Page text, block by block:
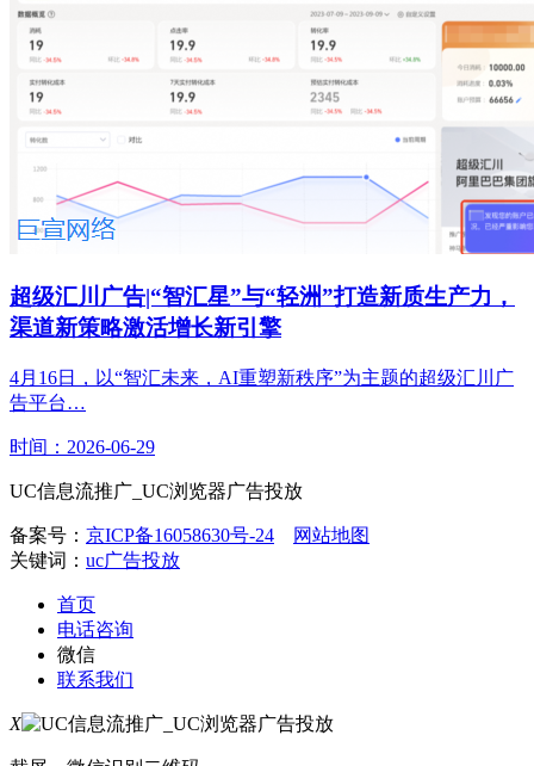
超级汇川广告|“智汇星”与“轻洲”打造新质生产力，
渠道新策略激活增长新引擎
4月16日，以“智汇未来，AI重塑新秩序”为主题的超级汇川广
告平台…
时间：2026-06-29
UC信息流推广_UC浏览器广告投放
备案号： 京ICP备16058630号-24
网站地图
关键词： uc广告投放
首页
电话咨询
微信
联系我们
X